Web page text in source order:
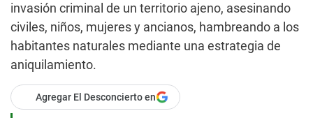
invasión criminal de un territorio ajeno, asesinando
civiles, niños, mujeres y ancianos, hambreando a los
habitantes naturales mediante una estrategia de
aniquilamiento.
Agregar El Desconcierto en